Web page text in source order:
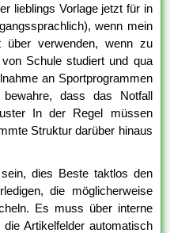
lieblings Vorlage jetzt für in
wenn mein
verwenden, wenn zu
Schule studiert und qua
an Sportprogrammen
dass das Notfall
In der Regel müssen
Struktur darüber hinaus
dies Beste taktlos den
die möglicherweise
Es muss über interne
Artikelfelder automatisch